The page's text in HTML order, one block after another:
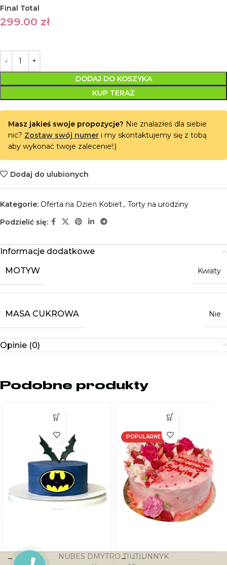
Final Total
299.00 zł
DODAJ DO KOSZYKA
KUP TERAZ
Masz jakieś swoje propozycje? Nie znalazłeś dla siebie
nic? Zostaw swój numer i my skontaktujemy się z tobą
aby wykonać twoje zalecenie!:)
Dodaj do ulubionych
Kategorie: Oferta na Dzień Kobiet, Torty na urodziny
Podzielić się:
Informacje dodatkowe
MOTYW
Kwiaty
MASA CUKROWA Nie
Opinie (0)
Podobne produkty
Tort Batman
POPULARNE
Tort Kremowy
NUBES DMYTRO TIUTIUNNYK